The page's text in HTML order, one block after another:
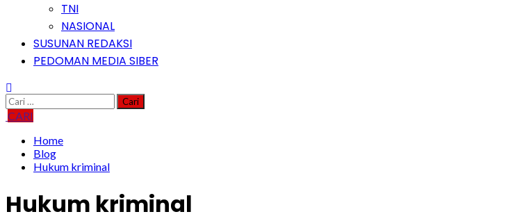
TNI
NASIONAL
SUSUNAN REDAKSI
PEDOMAN MEDIA SIBER
Cari
untuk:
CARI
Home
Blog
Hukum kriminal
Hukum kriminal